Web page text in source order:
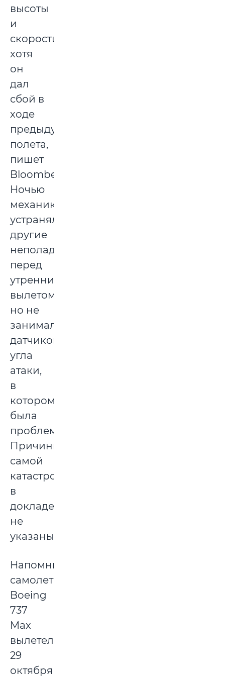
высоты
и
скорости,
хотя
он
дал
сбой в
ходе
предыдущего
полета,
пишет
Bloomberg.
Ночью
механик
устранял
другие
неполадки
перед
утренним
вылетом,
но не
занимался
датчиком
угла
атаки,
в
котором
была
проблема.
Причины
самой
катастрофы
в
докладе
не
указаны.
Напомним,
самолет
Boeing
737
Max
вылетел
29
октября